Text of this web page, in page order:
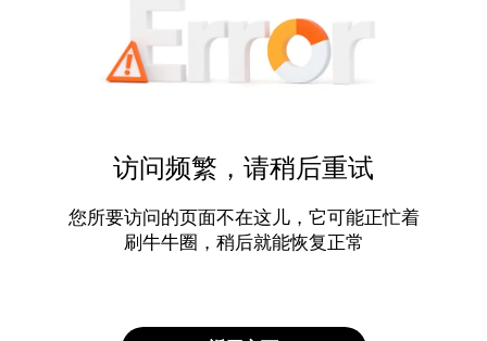
访问频繁，请稍后重试
您所要访问的页面不在这儿，它可能正忙着
刷牛牛圈，稍后就能恢复正常